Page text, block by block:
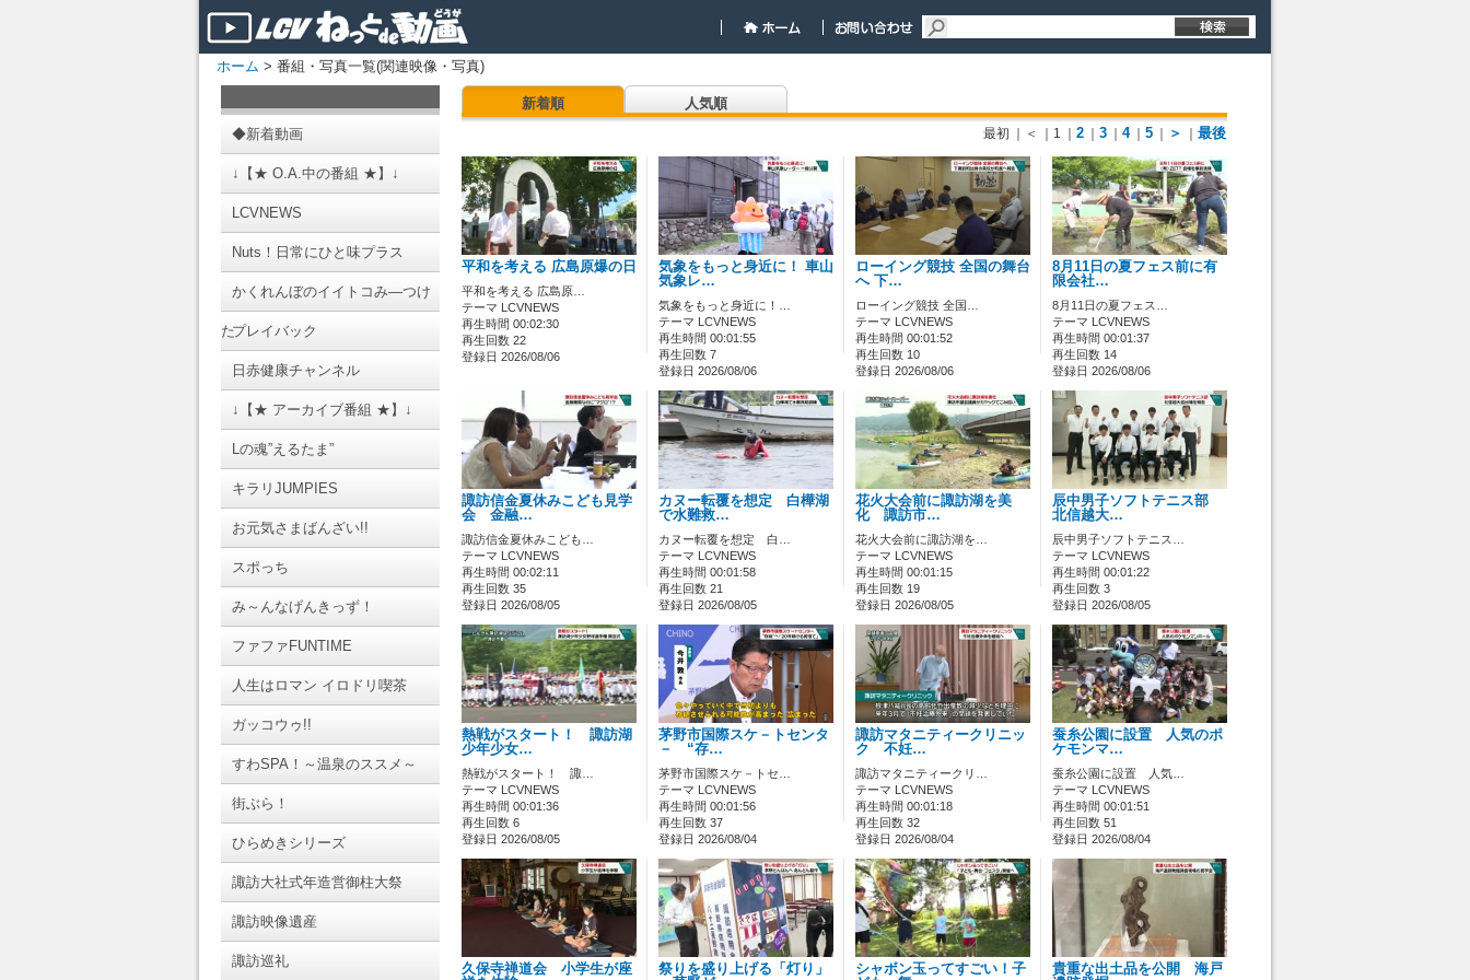
ホーム > 番組・写真一覧(関連映像・写真)
◆新着動画
↓【★ O.A.中の番組 ★】↓
LCVNEWS
Nuts！日常にひと味プラス
かくれんぼのイイトコみ―つけ
たプレイバック
日赤健康チャンネル
↓【★ アーカイブ番組 ★】↓
Lの魂”えるたま”
キラリJUMPIES
お元気さまばんざい!!
スポっち
み～んなげんきっず！
ファファFUNTIME
人生はロマン イロドリ喫茶
ガッコウゥ!!
すわSPA！～温泉のススメ～
街ぶら！
ひらめきシリーズ
諏訪大社式年造営御柱大祭
諏訪映像遺産
諏訪巡礼
新着順 人気順
最初 ｜＜ ｜1 2 3 4 5 ＞ 最後
平和を考える 広島原爆の日
平和を考える 広島原…
テーマ LCVNEWS
再生時間 00:02:30
再生回数 22
登録日 2026/08/06
気象をもっと身近に！ 車山
気象レ…
気象をもっと身近に！…
テーマ LCVNEWS
再生時間 00:01:55
再生回数 7
登録日 2026/08/06
ローイング競技 全国の舞台
へ 下…
ローイング競技 全国…
テーマ LCVNEWS
再生時間 00:01:52
再生回数 10
登録日 2026/08/06
8月11日の夏フェス前に有
限会社…
8月11日の夏フェス…
テーマ LCVNEWS
再生時間 00:01:37
再生回数 14
登録日 2026/08/06
諏訪信金夏休みこども見学
会 金融…
諏訪信金夏休みこども…
テーマ LCVNEWS
再生時間 00:02:11
再生回数 35
登録日 2026/08/05
カヌー転覆を想定 白樺湖
で水難救…
カヌー転覆を想定 白…
テーマ LCVNEWS
再生時間 00:01:58
再生回数 21
登録日 2026/08/05
花火大会前に諏訪湖を美
化 諏訪市…
花火大会前に諏訪湖を…
テーマ LCVNEWS
再生時間 00:01:15
再生回数 19
登録日 2026/08/05
辰中男子ソフトテニス部
北信越大…
辰中男子ソフトテニス…
テーマ LCVNEWS
再生時間 00:01:22
再生回数 3
登録日 2026/08/05
熱戦がスタート！ 諏訪湖
少年少女…
熱戦がスタート！ 諏…
テーマ LCVNEWS
再生時間 00:01:36
再生回数 6
登録日 2026/08/05
茅野市国際スケ－トセンタ
－ “存…
茅野市国際スケ－トセ…
テーマ LCVNEWS
再生時間 00:01:56
再生回数 37
登録日 2026/08/04
諏訪マタニティークリニッ
ク 不妊…
諏訪マタニティークリ…
テーマ LCVNEWS
再生時間 00:01:18
再生回数 32
登録日 2026/08/04
蚕糸公園に設置 人気のポ
ケモンマ…
蚕糸公園に設置 人気…
テーマ LCVNEWS
再生時間 00:01:51
再生回数 51
登録日 2026/08/04
久保寺禅道会 小学生が座
祭りを盛り上げる「灯り」
シャボン玉ってすごい！子
貴重な出土品を公開 海戸